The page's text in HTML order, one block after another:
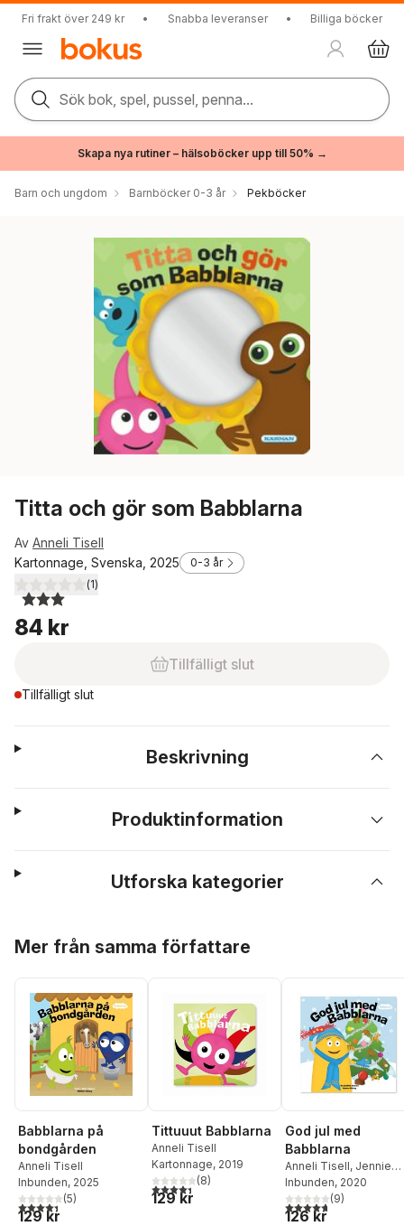
Fri frakt över 249 kr • Snabba leveranser • Billiga böcker
Sök bok, spel, pussel, penna...
Skapa nya rutiner – hälsoböcker upp till 50% →
Barn och ungdom Barnböcker 0-3 år Pekböcker
Titta och gör som Babblarna
Av Anneli Tisell
Kartonnage, Svenska, 2025
0-3 år
3,0utav 5 stjärnor. Totalt antal röster:
(1)
84 kr
Tillfälligt slut
Tillfälligt slut
Beskrivning
Produktinformation
Utforska kategorier
Mer från samma författare
Babblarna på
bondgården
Anneli Tisell
Inbunden, 2025
4,4utav 5 stjärnor. Totalt antal röster:
(5)
129 kr
Tittuuut Babblarna
Anneli Tisell
Kartonnage, 2019
4,4utav 5 stjärnor. Totalt antal röster:
(8)
129 kr
God jul med
Babblarna
Anneli Tisell, Jennie
Wiik Edman
Inbunden, 2020
4,7utav 5 stjärnor.
(9)
126 kr